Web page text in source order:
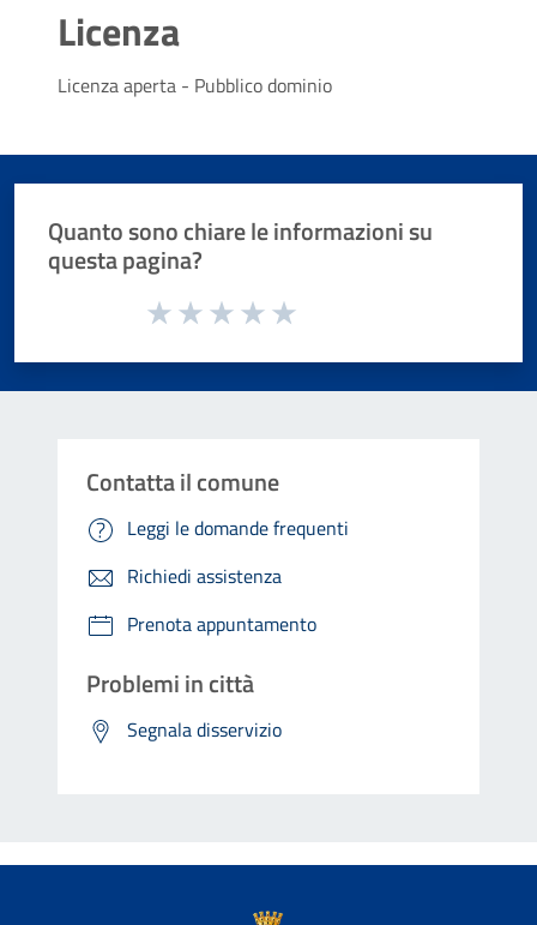
Licenza
Licenza aperta - Pubblico dominio
Quanto sono chiare le informazioni su
questa pagina?
Valuta da 1 a 5 stelle la pagina
Contatta il comune
Leggi le domande frequenti
Richiedi assistenza
Prenota appuntamento
Problemi in città
Segnala disservizio